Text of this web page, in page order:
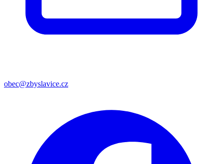
obec@zbyslavice.cz